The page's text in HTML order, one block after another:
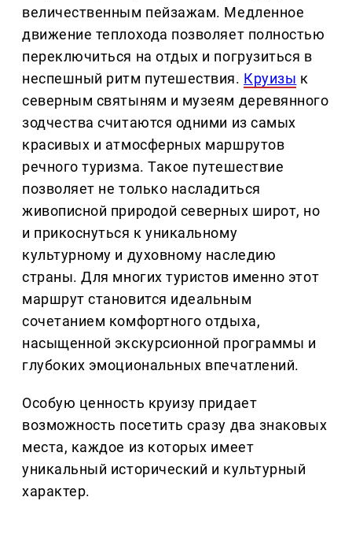
величественным пейзажам. Медленное
движение теплохода позволяет полностью
переключиться на отдых и погрузиться в
неспешный ритм путешествия. Круизы к
северным святыням и музеям деревянного
зодчества считаются одними из самых
красивых и атмосферных маршрутов
речного туризма. Такое путешествие
позволяет не только насладиться
живописной природой северных широт, но
и прикоснуться к уникальному
культурному и духовному наследию
страны. Для многих туристов именно этот
маршрут становится идеальным
сочетанием комфортного отдыха,
насыщенной экскурсионной программы и
глубоких эмоциональных впечатлений.
Особую ценность круизу придает
возможность посетить сразу два знаковых
места, каждое из которых имеет
уникальный исторический и культурный
характер.